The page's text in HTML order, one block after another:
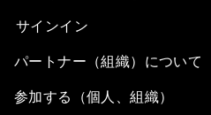
サインイン
パートナー（組織）について
参加する（個人、組織）